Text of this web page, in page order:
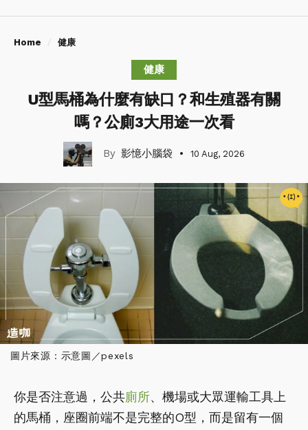
Home 健康
健康
U型馬桶為什麼有缺口？和生殖器有關
嗎？公廁3大用途一次看
影憶小腦袋 10 Aug, 2026
圖片來源：示意圖／pexels
你是否注意過，公共廁所、機場或大眾運輸工具上
的馬桶，座圈前端不是完整的O型，而是留有一個